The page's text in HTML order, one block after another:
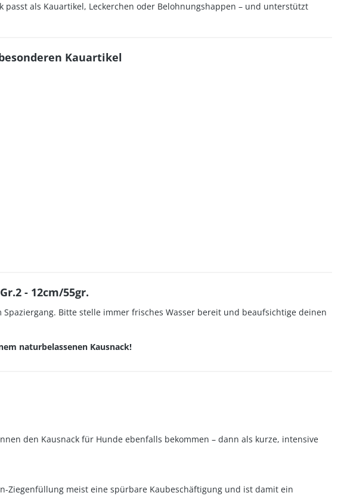
als Kauartikel, Leckerchen oder Belohnungshappen – und unterstützt
Kauartikel
- 12cm/55gr.
Bitte stelle immer frisches Wasser bereit und beaufsichtige deinen
naturbelassenen Kausnack!
den Kausnack für Hunde ebenfalls bekommen – dann als kurze, intensive
Ziegenfüllung meist eine spürbare Kaubeschäftigung und ist damit ein